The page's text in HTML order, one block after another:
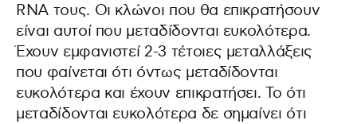
RNA τους. Οι κλώνοι που θα επικρατήσουν
είναι αυτοί που μεταδίδονται ευκολότερα.
Έχουν εμφανιστεί 2-3 τέτοιες μεταλλάξεις
που φαίνεται ότι όντως μεταδίδονται
ευκολότερα και έχουν επικρατήσει. Το ότι
μεταδίδονται ευκολότερα δε σημαίνει ότι